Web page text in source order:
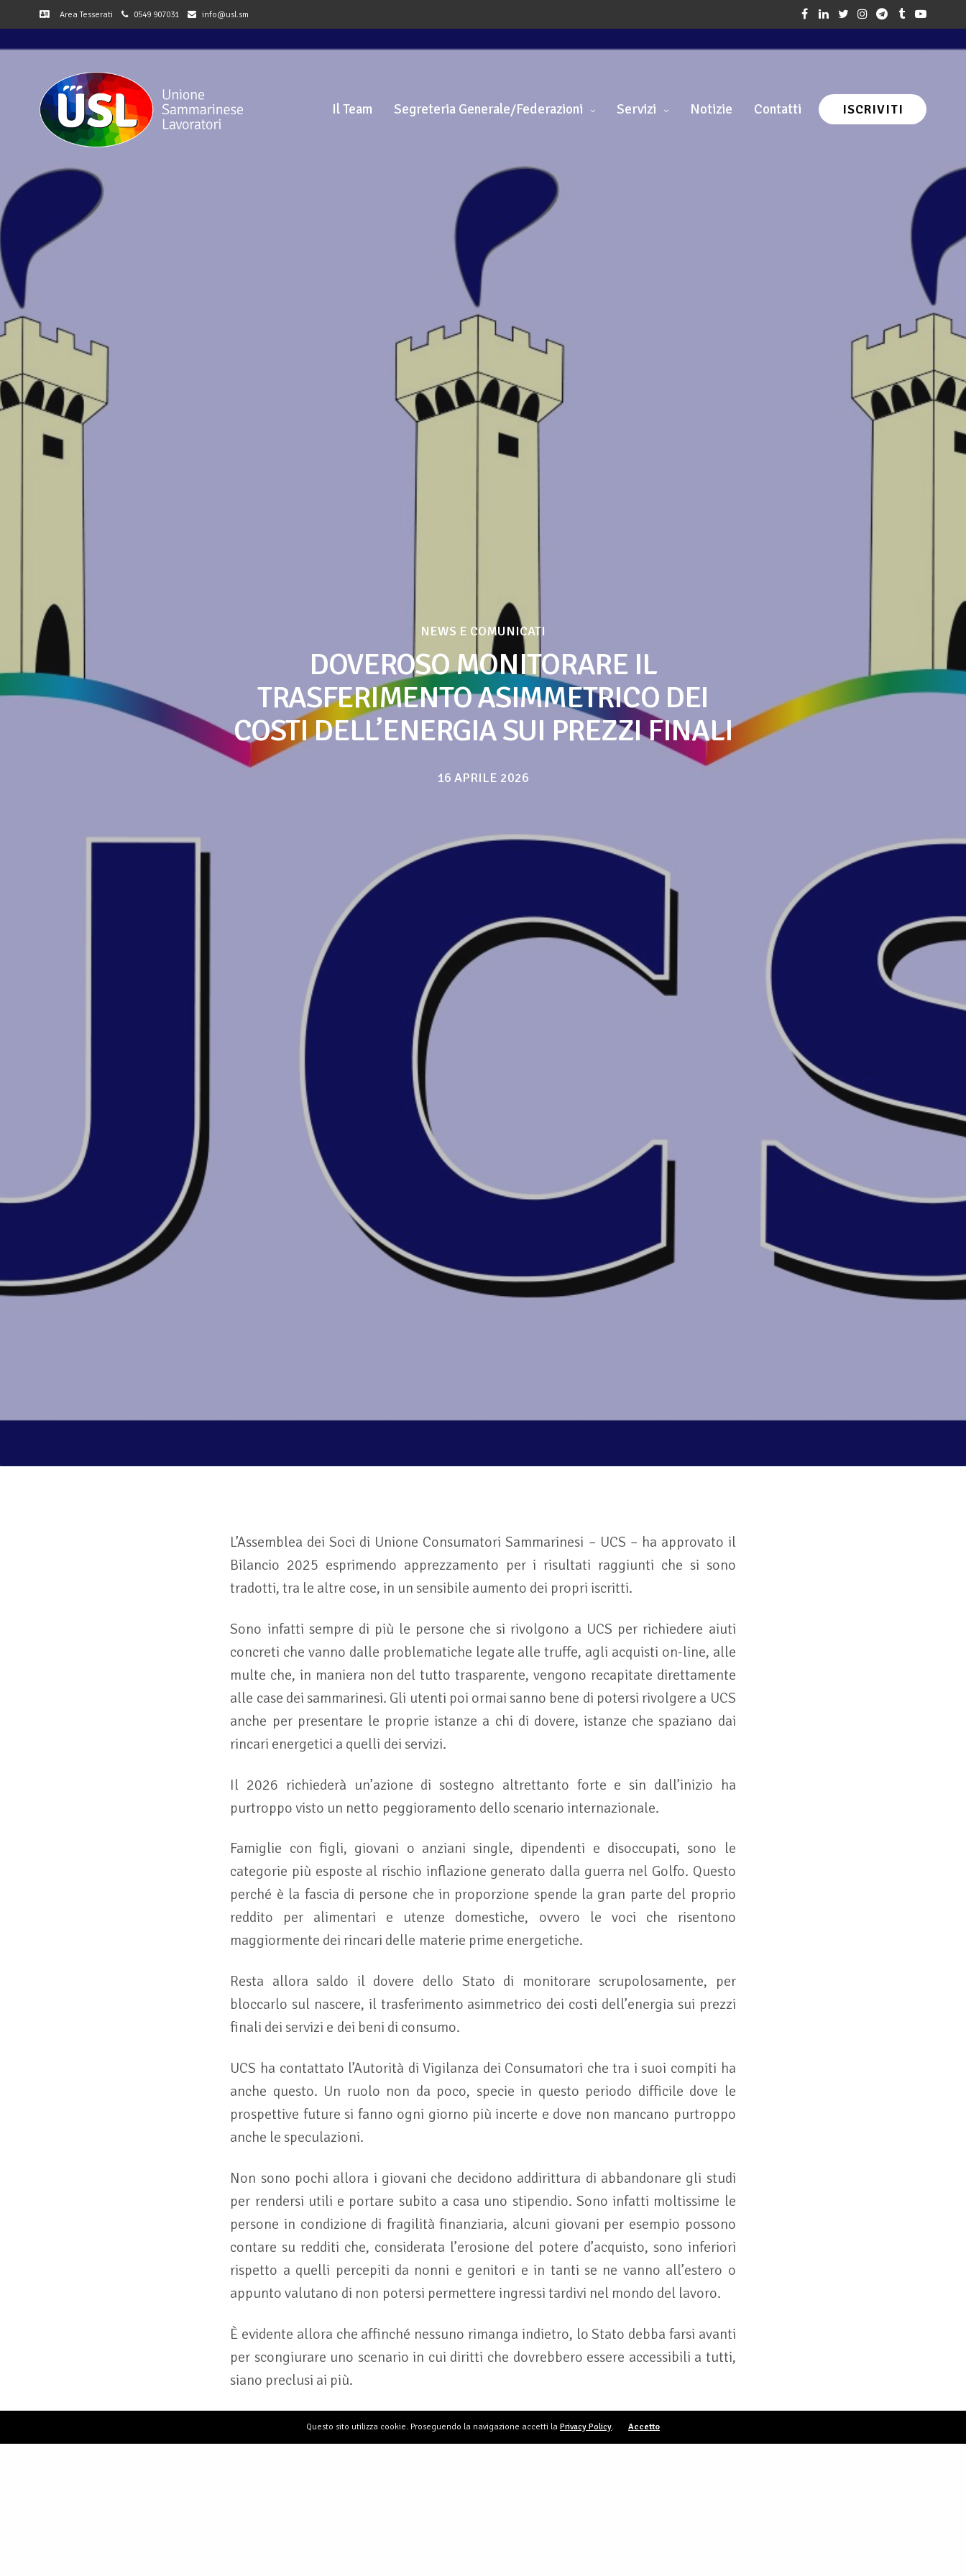
Area Tesserati 0549 907031 info@usl.sm
Il Team Segreteria Generale/Federazioni Servizi Notizie Contatti ISCRIVITI
NEWS E COMUNICATI
DOVEROSO MONITORARE IL
TRASFERIMENTO ASIMMETRICO DEI
COSTI DELL’ENERGIA SUI PREZZI FINALI
16 APRILE 2026
L’Assemblea dei Soci di Unione Consumatori Sammarinesi – UCS – ha approvato il
Bilancio 2025 esprimendo apprezzamento per i risultati raggiunti che si sono
tradotti, tra le altre cose, in un sensibile aumento dei propri iscritti.
Sono infatti sempre di più le persone che si rivolgono a UCS per richiedere aiuti
concreti che vanno dalle problematiche legate alle truffe, agli acquisti on-line, alle
multe che, in maniera non del tutto trasparente, vengono recapitate direttamente
alle case dei sammarinesi. Gli utenti poi ormai sanno bene di potersi rivolgere a UCS
anche per presentare le proprie istanze a chi di dovere, istanze che spaziano dai
rincari energetici a quelli dei servizi.
Il 2026 richiederà un’azione di sostegno altrettanto forte e sin dall’inizio ha
purtroppo visto un netto peggioramento dello scenario internazionale.
Famiglie con figli, giovani o anziani single, dipendenti e disoccupati, sono le
categorie più esposte al rischio inflazione generato dalla guerra nel Golfo. Questo
perché è la fascia di persone che in proporzione spende la gran parte del proprio
reddito per alimentari e utenze domestiche, ovvero le voci che risentono
maggiormente dei rincari delle materie prime energetiche.
Resta allora saldo il dovere dello Stato di monitorare scrupolosamente, per
bloccarlo sul nascere, il trasferimento asimmetrico dei costi dell’energia sui prezzi
finali dei servizi e dei beni di consumo.
UCS ha contattato l’Autorità di Vigilanza dei Consumatori che tra i suoi compiti ha
anche questo. Un ruolo non da poco, specie in questo periodo difficile dove le
prospettive future si fanno ogni giorno più incerte e dove non mancano purtroppo
anche le speculazioni.
Non sono pochi allora i giovani che decidono addirittura di abbandonare gli studi
per rendersi utili e portare subito a casa uno stipendio. Sono infatti moltissime le
persone in condizione di fragilità finanziaria, alcuni giovani per esempio possono
contare su redditi che, considerata l’erosione del potere d’acquisto, sono inferiori
rispetto a quelli percepiti da nonni e genitori e in tanti se ne vanno all’estero o
appunto valutano di non potersi permettere ingressi tardivi nel mondo del lavoro.
È evidente allora che affinché nessuno rimanga indietro, lo Stato debba farsi avanti
per scongiurare uno scenario in cui diritti che dovrebbero essere accessibili a tutti,
siano preclusi ai più.
Questo sito utilizza cookie. Proseguendo la navigazione accetti laPrivacy Policy. Accetto